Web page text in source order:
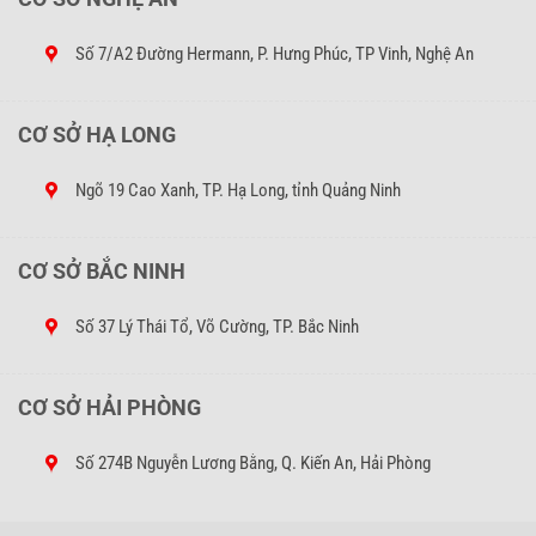
Mua hàng tại đây, chắc chắn bạn sẽ nhận được sự hài lòng, yên
Số 7/A2 Đường Hermann, P. Hưng Phúc, TP Vinh, Nghệ An
CƠ SỞ HẠ LONG
Ngõ 19 Cao Xanh, TP. Hạ Long, tỉnh Quảng Ninh
CƠ SỞ BẮC NINH
Số 37 Lý Thái Tổ, Võ Cường, TP. Bắc Ninh
CƠ SỞ HẢI PHÒNG
Số 274B Nguyễn Lương Bằng, Q. Kiến An, Hải Phòng